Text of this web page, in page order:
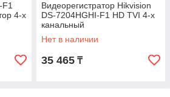
4-х
Видеорегистратор Hikvision
DS-7204HGHI-F1 HD TVI 4-х
канальный
Нет в наличии
35 465 ₸